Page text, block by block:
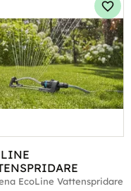
EcoLine Vattenspridare